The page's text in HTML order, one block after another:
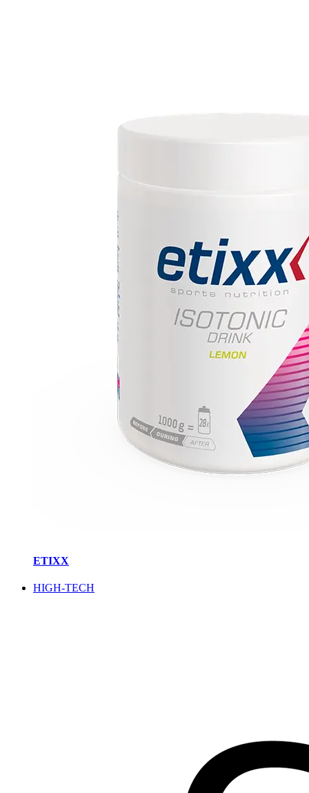
ETIXX
HIGH-TECH